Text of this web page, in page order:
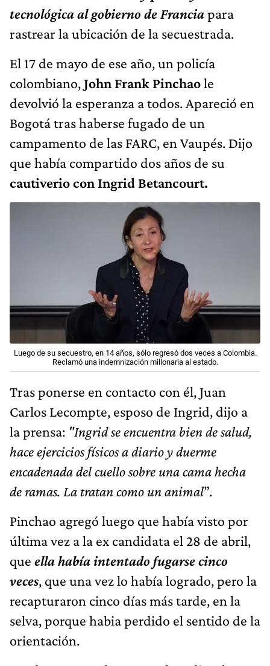
tecnológica al gobierno de Franciapara
rastrear la ubicación de la secuestrada.
El 17 de mayo de ese año, un policía
colombiano,John Frank Pinchaole
devolvió la esperanza a todos. Apareció en
Bogotá tras haberse fugado de un
campamento de las FARC, en Vaupés. Dijo
que había compartido dos años de su
cautiverio con Ingrid Betancourt.
Luego de su secuestro, en 14 años, sólo regresó dos veces a Colombia.
Reclamó una indemnización millonaria al estado.
Tras ponerse en contacto con él, Juan
Carlos Lecompte, esposo de Ingrid, dijo a
la prensa: "Ingrid se encuentra bien de salud,
hace ejercicios físicos a diario y duerme
encadenada del cuello sobre una cama hecha
de ramas. La tratan como un animal”.
Pinchao agregó luego que había visto por
última vez a la ex candidata el 28 de abril,
que ella había intentado fugarse cinco
veces, que una vez lo había logrado, pero la
recapturaron cinco días más tarde, en la
selva, porque habia perdido el sentido de la
orientación.